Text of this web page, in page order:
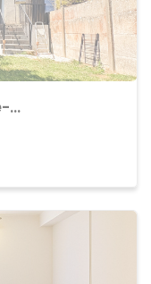
Achat Appartement Sainte-Thérèse